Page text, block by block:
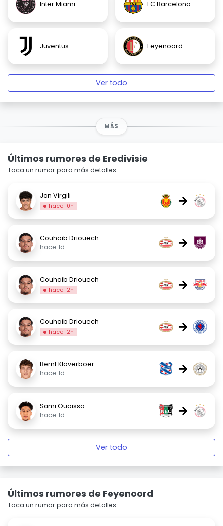
Inter Miami FC Barcelona
Juventus Feyenoord
Ver todo
MÁS
Últimos rumores de Eredivisie
Toca un rumor para más detalles.
Jan Virgili
hace 10h →
Couhaib Driouech
hace 1d
→
Couhaib Driouech
hace 12h →
Couhaib Driouech
hace 12h →
Bernt Klaverboer
hace 1d
→
Sami Ouaissa
hace 1d
→
Ver todo
Últimos rumores de Feyenoord
Toca un rumor para más detalles.